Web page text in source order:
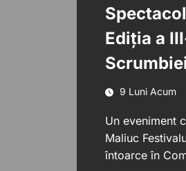
Ediția a
9 Luni Acum
Un eveniment
Maliuc
întoarce în